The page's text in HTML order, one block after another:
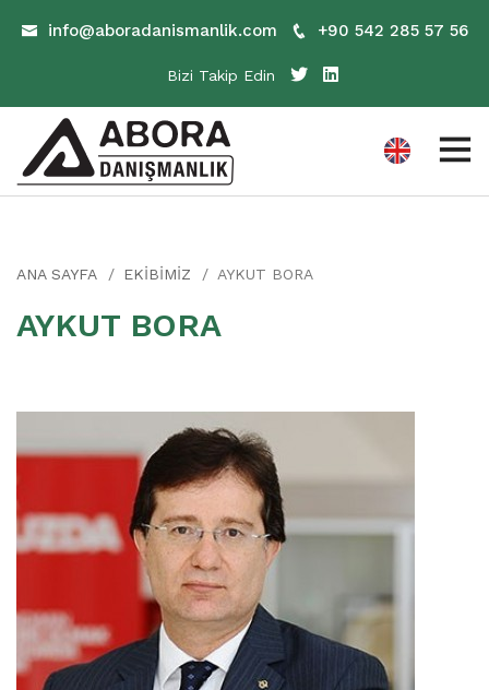
info@aboradanismanlik.com +90 542 285 57 56
Bizi Takip Edin
ANA SAYFA EKİBİMİZ AYKUT BORA
AYKUT BORA